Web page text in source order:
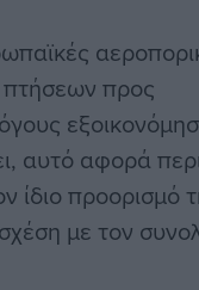
πτήσεων προς
αυτό αφορά
προορισμό
με τον